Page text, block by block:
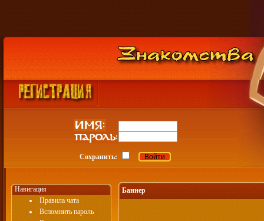
Сохранить:
Навигация
Правила чата
Вспомнить пароль
Баннер